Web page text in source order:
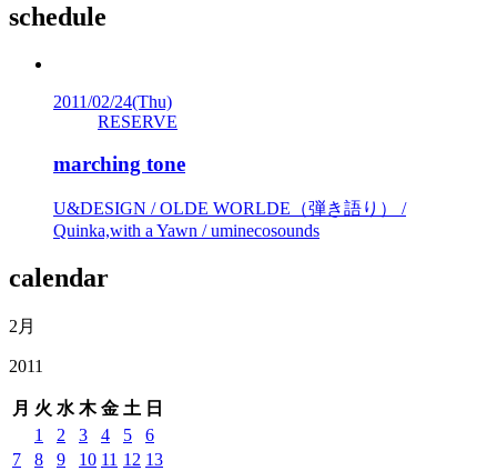
schedule
2011/02/24(Thu)
RESERVE
marching tone
U&DESIGN / OLDE WORLDE（弾き語り） /
Quinka,with a Yawn / uminecosounds
calendar
2月
2011
月 火 水 木 金 土 日
1 2 3 4 5
6
7
8 9 10 11 12 13